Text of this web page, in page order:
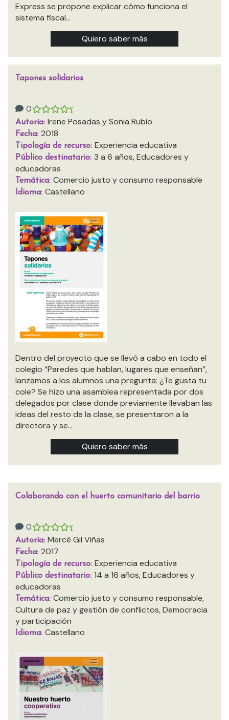
Express se propone explicar cómo funciona el
sistema fiscal…
Quiero saber más
Tapones solidarios
0
Autoría: Irene Posadas y Sonia Rubio
Fecha: 2018
Tipología de recurso: Experiencia educativa
Público destinatario: 3 a 6 años, Educadores y
educadoras
Temática: Comercio justo y consumo responsable
Idioma: Castellano
Dentro del proyecto que se llevó a cabo en todo el
colegio “Paredes que hablan, lugares que enseñan”,
lanzamos a los alumnos una pregunta: ¿Te gusta tu
cole? Se hizo una asamblea representada por dos
delegados por clase donde previamente llevaban las
ideas del resto de la clase, se presentaron a la
directora y se…
Quiero saber más
Colaborando con el huerto comunitario del barrio
0
Autoría: Mercè Gil Viñas
Fecha: 2017
Tipología de recurso: Experiencia educativa
Público destinatario: 14 a 16 años, Educadores y
educadoras
Temática: Comercio justo y consumo responsable,
Cultura de paz y gestión de conflictos, Democracia
y participación
Idioma: Castellano